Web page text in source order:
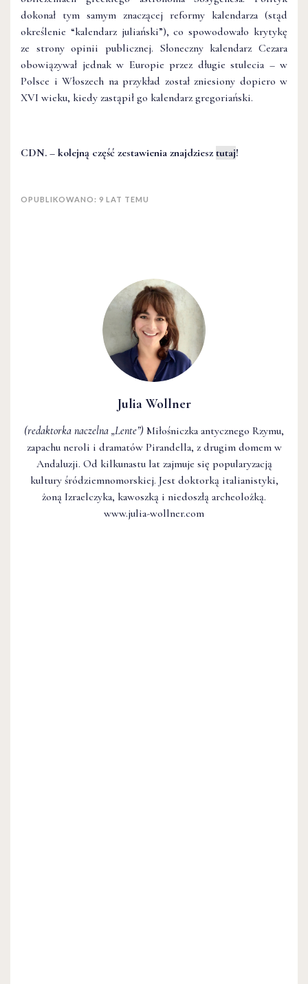
Julia Wollner
(redaktorka naczelna „Lente”) Miłośniczka antycznego Rzymu,
zapachu neroli i dramatów Pirandella, z drugim domem w
Andaluzji. Od kilkunastu lat zajmuje się popularyzacją
kultury śródziemnomorskiej. Jest doktorką italianistyki,
żoną Izraelczyka, kawoszką i niedoszłą archeolożką.
www.julia-wollner.com
dokonał tym samym znaczącej reformy kalendarza (stąd
określenie “kalendarz juliański”), co spowodowało krytykę
ze strony opinii publicznej. Słoneczny kalendarz Cezara
obowiązywał jednak w Europie przez długie stulecia – w
Polsce i Włoszech na przykład został zniesiony dopiero w
XVI wieku, kiedy zastąpił go kalendarz gregoriański.
CDN. – kolejną część zestawienia znajdziesz tutaj!
OPUBLIKOWANO: 9 LAT TEMU